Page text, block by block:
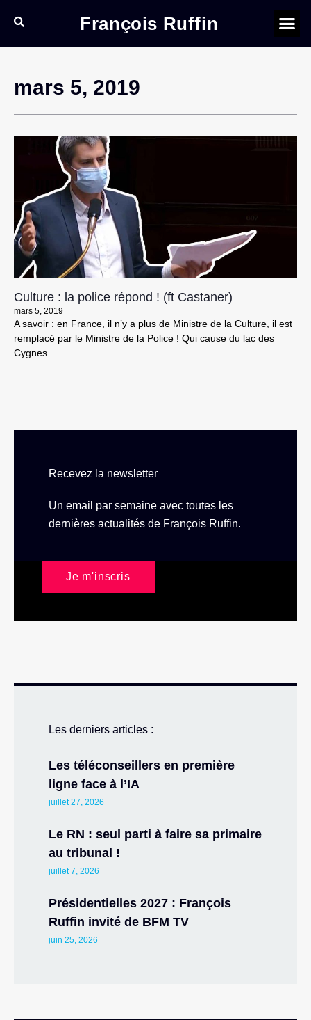
François Ruffin
mars 5, 2019
Culture : la police répond ! (ft Castaner)
mars 5, 2019
A savoir : en France, il n’y a plus de Ministre de la Culture, il est
remplacé par le Ministre de la Police ! Qui cause du lac des
Cygnes…
Recevez la newsletter
Un email par semaine avec toutes les
dernières actualités de François Ruffin.
Je m'inscris
Les derniers articles :
Les téléconseillers en première
ligne face à l’IA
juillet 27, 2026
Le RN : seul parti à faire sa primaire
au tribunal !
juillet 7, 2026
Présidentielles 2027 : François
Ruffin invité de BFM TV
juin 25, 2026